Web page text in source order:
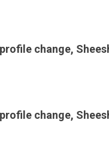
change,
change,